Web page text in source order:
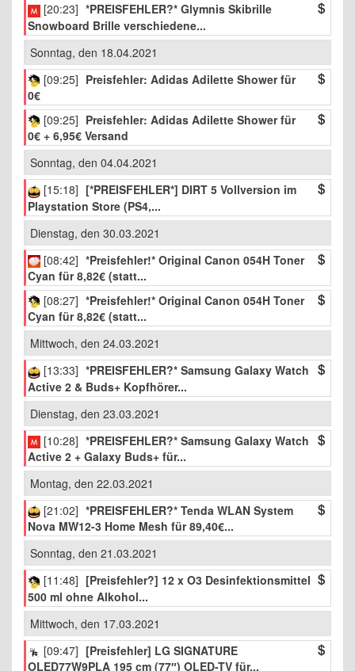
[20:23] *PREISFEHLER?* Glymnis Skibrille
Snowboard Brille verschiedene...
Sonntag, den 18.04.2021
[09:25] Preisfehler: Adidas Adilette Shower für
0€
[09:25] Preisfehler: Adidas Adilette Shower für
0€ + 6,95€ Versand
Sonntag, den 04.04.2021
[15:18] [*PREISFEHLER*] DIRT 5 Vollversion im
Playstation Store (PS4,...
Dienstag, den 30.03.2021
[08:42] *Preisfehler!* Original Canon 054H Toner
Cyan für 8,82€ (statt...
[08:27] *Preisfehler!* Original Canon 054H Toner
Cyan für 8,82€ (statt...
Mittwoch, den 24.03.2021
[13:33] *PREISFEHLER?* Samsung Galaxy Watch
Active 2 & Buds+ Kopfhörer...
Dienstag, den 23.03.2021
[10:28] *PREISFEHLER?* Samsung Galaxy Watch
Active 2 + Galaxy Buds+ für...
Montag, den 22.03.2021
[21:02] *PREISFEHLER?* Tenda WLAN System
Nova MW12-3 Home Mesh für 89,40€...
Sonntag, den 21.03.2021
[11:48] [Preisfehler?] 12 x O3 Desinfektionsmittel
500 ml ohne Alkohol...
Mittwoch, den 17.03.2021
[09:47] [Preisfehler] LG SIGNATURE
OLED77W9PLA 195 cm (77″) OLED-TV für...